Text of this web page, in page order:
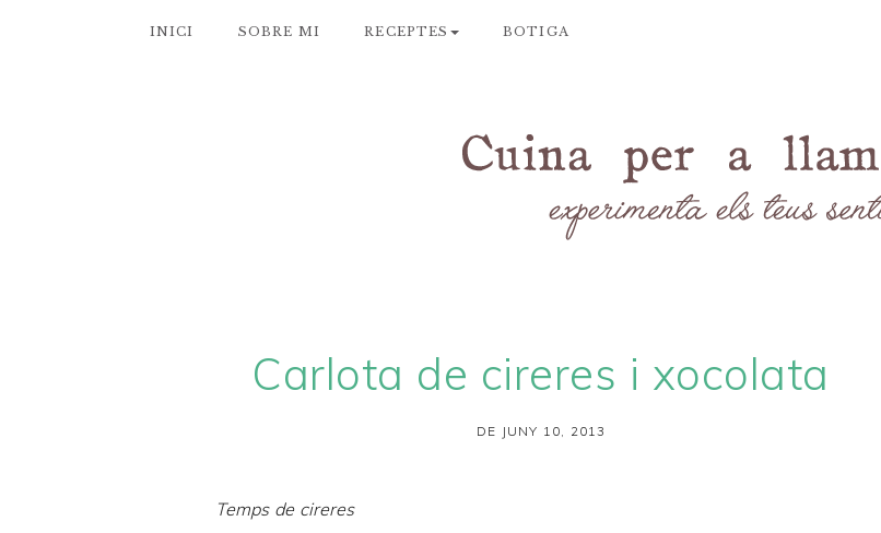
INICI SOBRE MI RECEPTES BOTIGA
Carlota de cireres i xocolata
DE JUNY 10, 2013
Temps de cireres